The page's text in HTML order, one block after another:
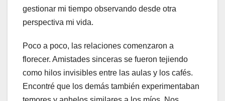
gestionar mi tiempo observando desde otra
perspectiva mi vida.
Poco a poco, las relaciones comenzaron a
florecer. Amistades sinceras se fueron tejiendo
como hilos invisibles entre las aulas y los cafés.
Encontré que los demás también experimentaban